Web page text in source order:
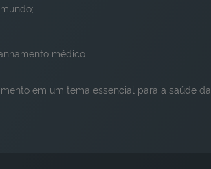
médico.
em um tema essencial para a saúde da